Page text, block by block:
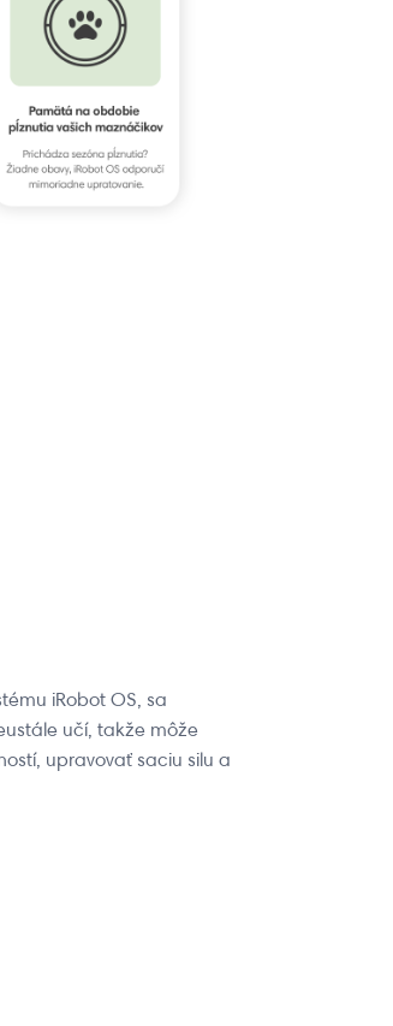
iRobot OS, sa
učí, takže môže
upravovať saciu silu a